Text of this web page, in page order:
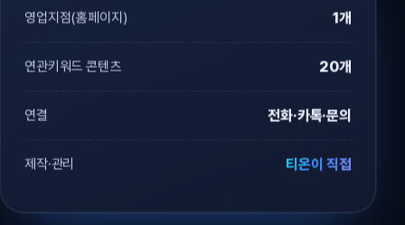
영업지점(홈페이지) 1개
연관키워드 콘텐츠 20개
연결 전화·카톡·문의
제작·관리 티온이 직접